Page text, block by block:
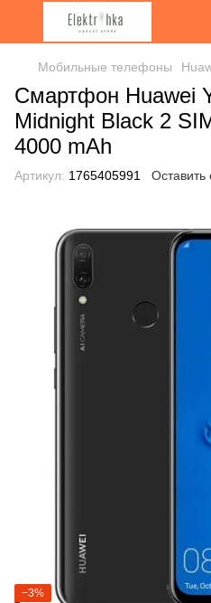
Мобильные телефоны
Смартфон Huawei
Midnight Black 2
4000 mAh
Артикул: 1765405991 Оставить
−3%